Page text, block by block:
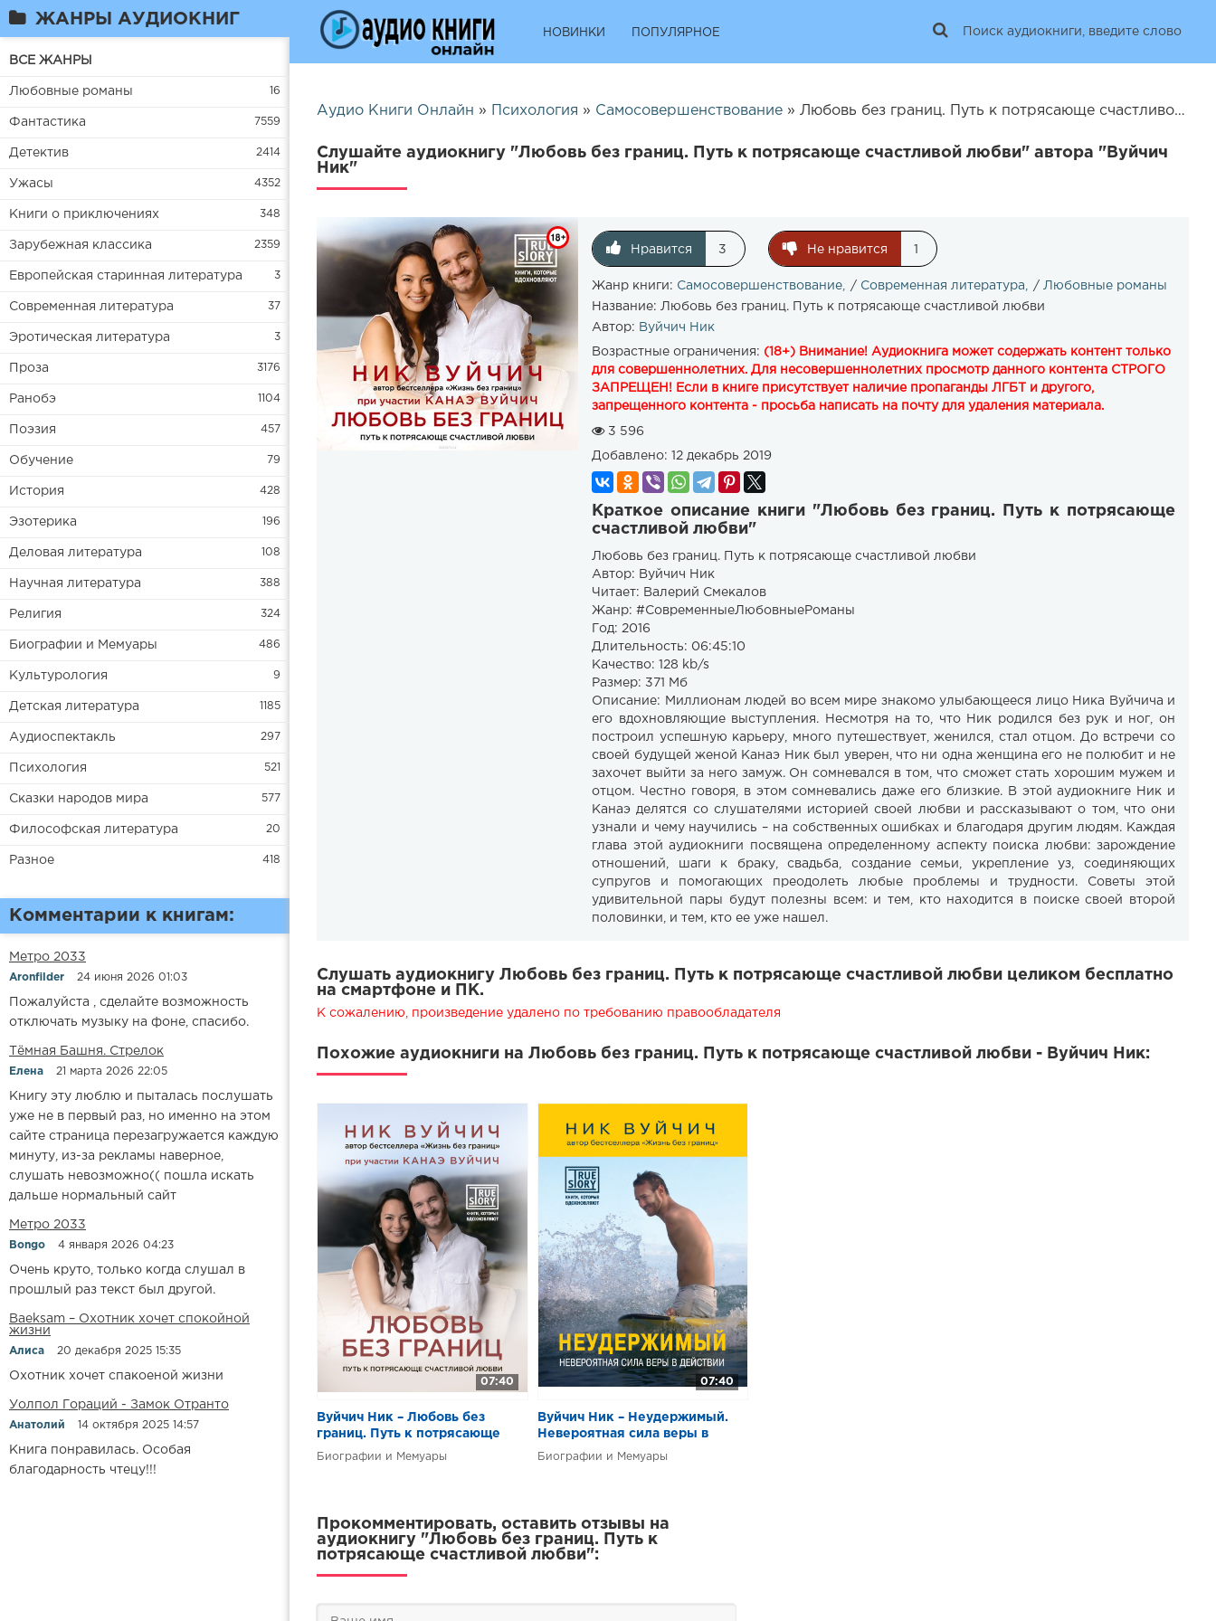
ЖАНРЫ АУДИОКНИГ
ВСЕ ЖАНРЫ
Любовные романы 16
Фантастика 7559
Детектив 2414
Ужасы 4352
Книги о приключениях 348
Зарубежная классика 2359
Европейская старинная литература 3
Современная литература 37
Эротическая литература 3
Проза 3176
Ранобэ 1104
Поэзия 457
Обучение 79
История 428
Эзотерика 196
Деловая литература 108
Научная литература 388
Религия 324
Биографии и Мемуары 486
Культурология 9
Детская литература 1185
Аудиоспектакль 297
Психология 521
Сказки народов мира 577
Философская литература 20
Разное 418
Комментарии к книгам:
Метро 2033
Aronfilder 24 июня 2026 01:03
Пожалуйста , сделайте возможность
отключать музыку на фоне, спасибо.
​​Тёмная Башня. Стрелок
Елена 21 марта 2026 22:05
Книгу эту люблю и пыталась послушать
уже не в первый раз, но именно на этом
сайте страница перезагружается каждую
минуту, из-за рекламы наверное,
слушать невозможно(( пошла искать
дальше нормальный сайт
Метро 2033
Bongo 4 января 2026 04:23
Очень круто, только когда слушал в
прошлый раз текст был другой.
Baeksam – Охотник хочет спокойной
жизни
Алиса 20 декабря 2025 15:35
Охотник хочет спакоеной жизни
Уолпол Гораций - Замок Отранто
Анатолий 14 октября 2025 14:57
Книга понравилась. Особая
благодарность чтецу!!!
НОВИНКИ ПОПУЛЯРНОЕ
Аудио Книги Онлайн » Психология » Самосовершенствование » ​​Любовь без границ. Путь к потрясающе счастливой любви | 649
Слушайте аудиокнигу "​​Любовь без границ. Путь к потрясающе счастливой любви" автора "Вуйчич
Ник"
Нравится 3 Не нравится 1
Жанр книги: Самосовершенствование / Современная литература / Любовные романы
Название: Любовь без границ. Путь к потрясающе счастливой любви
Автор: Вуйчич Ник
Возрастные ограничения: (18+) Внимание! Аудиокнига может содержать контент только
для совершеннолетних. Для несовершеннолетних просмотр данного контента СТРОГО
ЗАПРЕЩЕН! Если в книге присутствует наличие пропаганды ЛГБТ и другого,
запрещенного контента - просьба написать на почту для удаления материала.
3 596
Добавлено: 12 декабрь 2019
Краткое описание книги "​​Любовь без границ. Путь к потрясающе
счастливой любви"
Любовь без границ. Путь к потрясающе счастливой любви
Автор: Вуйчич Ник
Читает: Валерий Смекалов
Жанр: #СовременныеЛюбовныеРоманы
Год: 2016
Длительность: 06:45:10
Качество: 128 kb/s
Размер: 371 Мб
Описание: Миллионам людей во всем мире знакомо улыбающееся лицо Ника Вуйчича и
его вдохновляющие выступления. Несмотря на то, что Ник родился без рук и ног, он
построил успешную карьеру, много путешествует, женился, стал отцом. До встречи со
своей будущей женой Канаэ Ник был уверен, что ни одна женщина его не полюбит и не
захочет выйти за него замуж. Он сомневался в том, что сможет стать хорошим мужем и
отцом. Честно говоря, в этом сомневались даже его близкие. В этой аудиокниге Ник и
Канаэ делятся со слушателями историей своей любви и рассказывают о том, что они
узнали и чему научились – на собственных ошибках и благодаря другим людям. Каждая
глава этой аудиокниги посвящена определенному аспекту поиска любви: зарождение
отношений, шаги к браку, свадьба, создание семьи, укрепление уз, соединяющих
супругов и помогающих преодолеть любые проблемы и трудности. Советы этой
удивительной пары будут полезны всем: и тем, кто находится в поиске своей второй
половинки, и тем, кто ее уже нашел.
Слушать аудиокнигу ​​Любовь без границ. Путь к потрясающе счастливой любви целиком бесплатно
на смартфоне и ПК.
К сожалению, произведение удалено по требованию правообладателя
Похожие аудиокниги на ​​Любовь без границ. Путь к потрясающе счастливой любви - Вуйчич Ник:
07:40
Вуйчич Ник – Любовь без
границ. Путь к потрясающе
счастливой любви
Биографии и Мемуары
07:40
Вуйчич Ник – Неудержимый.
Невероятная сила веры в
действии
Биографии и Мемуары
Прокомментировать, оставить отзывы на
аудиокнигу "​​Любовь без границ. Путь к
потрясающе счастливой любви":